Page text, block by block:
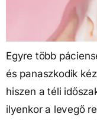
Egyre több
és panaszkodik
hiszen a téli
ilyenkor a levegő